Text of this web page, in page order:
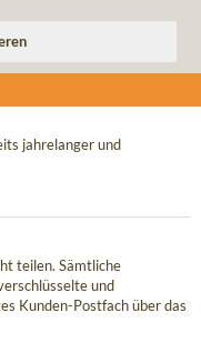
jahrelanger und
teilen. Sämtliche
und
Kunden-Postfach über das